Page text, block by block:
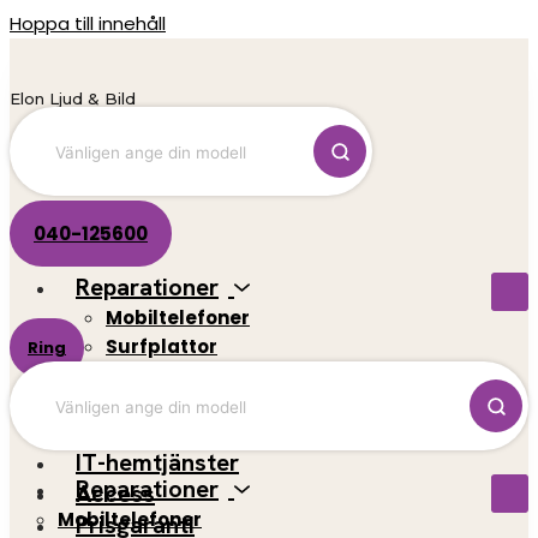
Hoppa till innehåll
Elon Ljud & Bild
040-125600
Reparationer
Mobiltelefoner
Surfplattor
Datorer
IT-hemtjänster
Access
Prisgaranti
Ring
Reparationer
Mobiltelefoner